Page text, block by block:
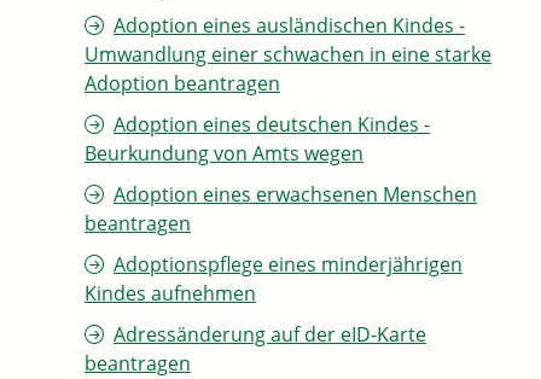
Adoption eines ausländischen Kindes -
Umwandlung einer schwachen in eine starke
Adoption beantragen
Adoption eines deutschen Kindes -
Beurkundung von Amts wegen
Adoption eines erwachsenen Menschen
beantragen
Adoptionspflege eines minderjährigen
Kindes aufnehmen
Adressänderung auf der eID-Karte
beantragen